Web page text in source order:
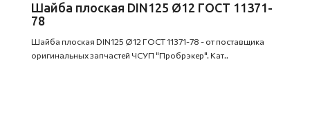
Шайба плоская DIN125 Ø12 ГОСТ 11371-
78
Шайба плоская DIN125 Ø12 ГОСТ 11371-78 - от поставщика
оригинальных запчастей ЧСУП "Пробрэкер". Кат..